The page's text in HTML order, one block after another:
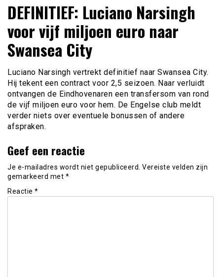
DEFINITIEF: Luciano Narsingh
voor vijf miljoen euro naar
Swansea City
Luciano Narsingh vertrekt definitief naar Swansea City.
Hij tekent een contract voor 2,5 seizoen. Naar verluidt
ontvangen de Eindhovenaren een transfersom van rond
de vijf miljoen euro voor hem. De Engelse club meldt
verder niets over eventuele bonussen of andere
afspraken.
Geef een reactie
Je e-mailadres wordt niet gepubliceerd. Vereiste velden zijn
gemarkeerd met *
Reactie *